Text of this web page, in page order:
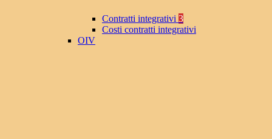
Contratti integrativi 3
Costi contratti integrativi
OIV